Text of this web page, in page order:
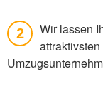
2
Wir lassen